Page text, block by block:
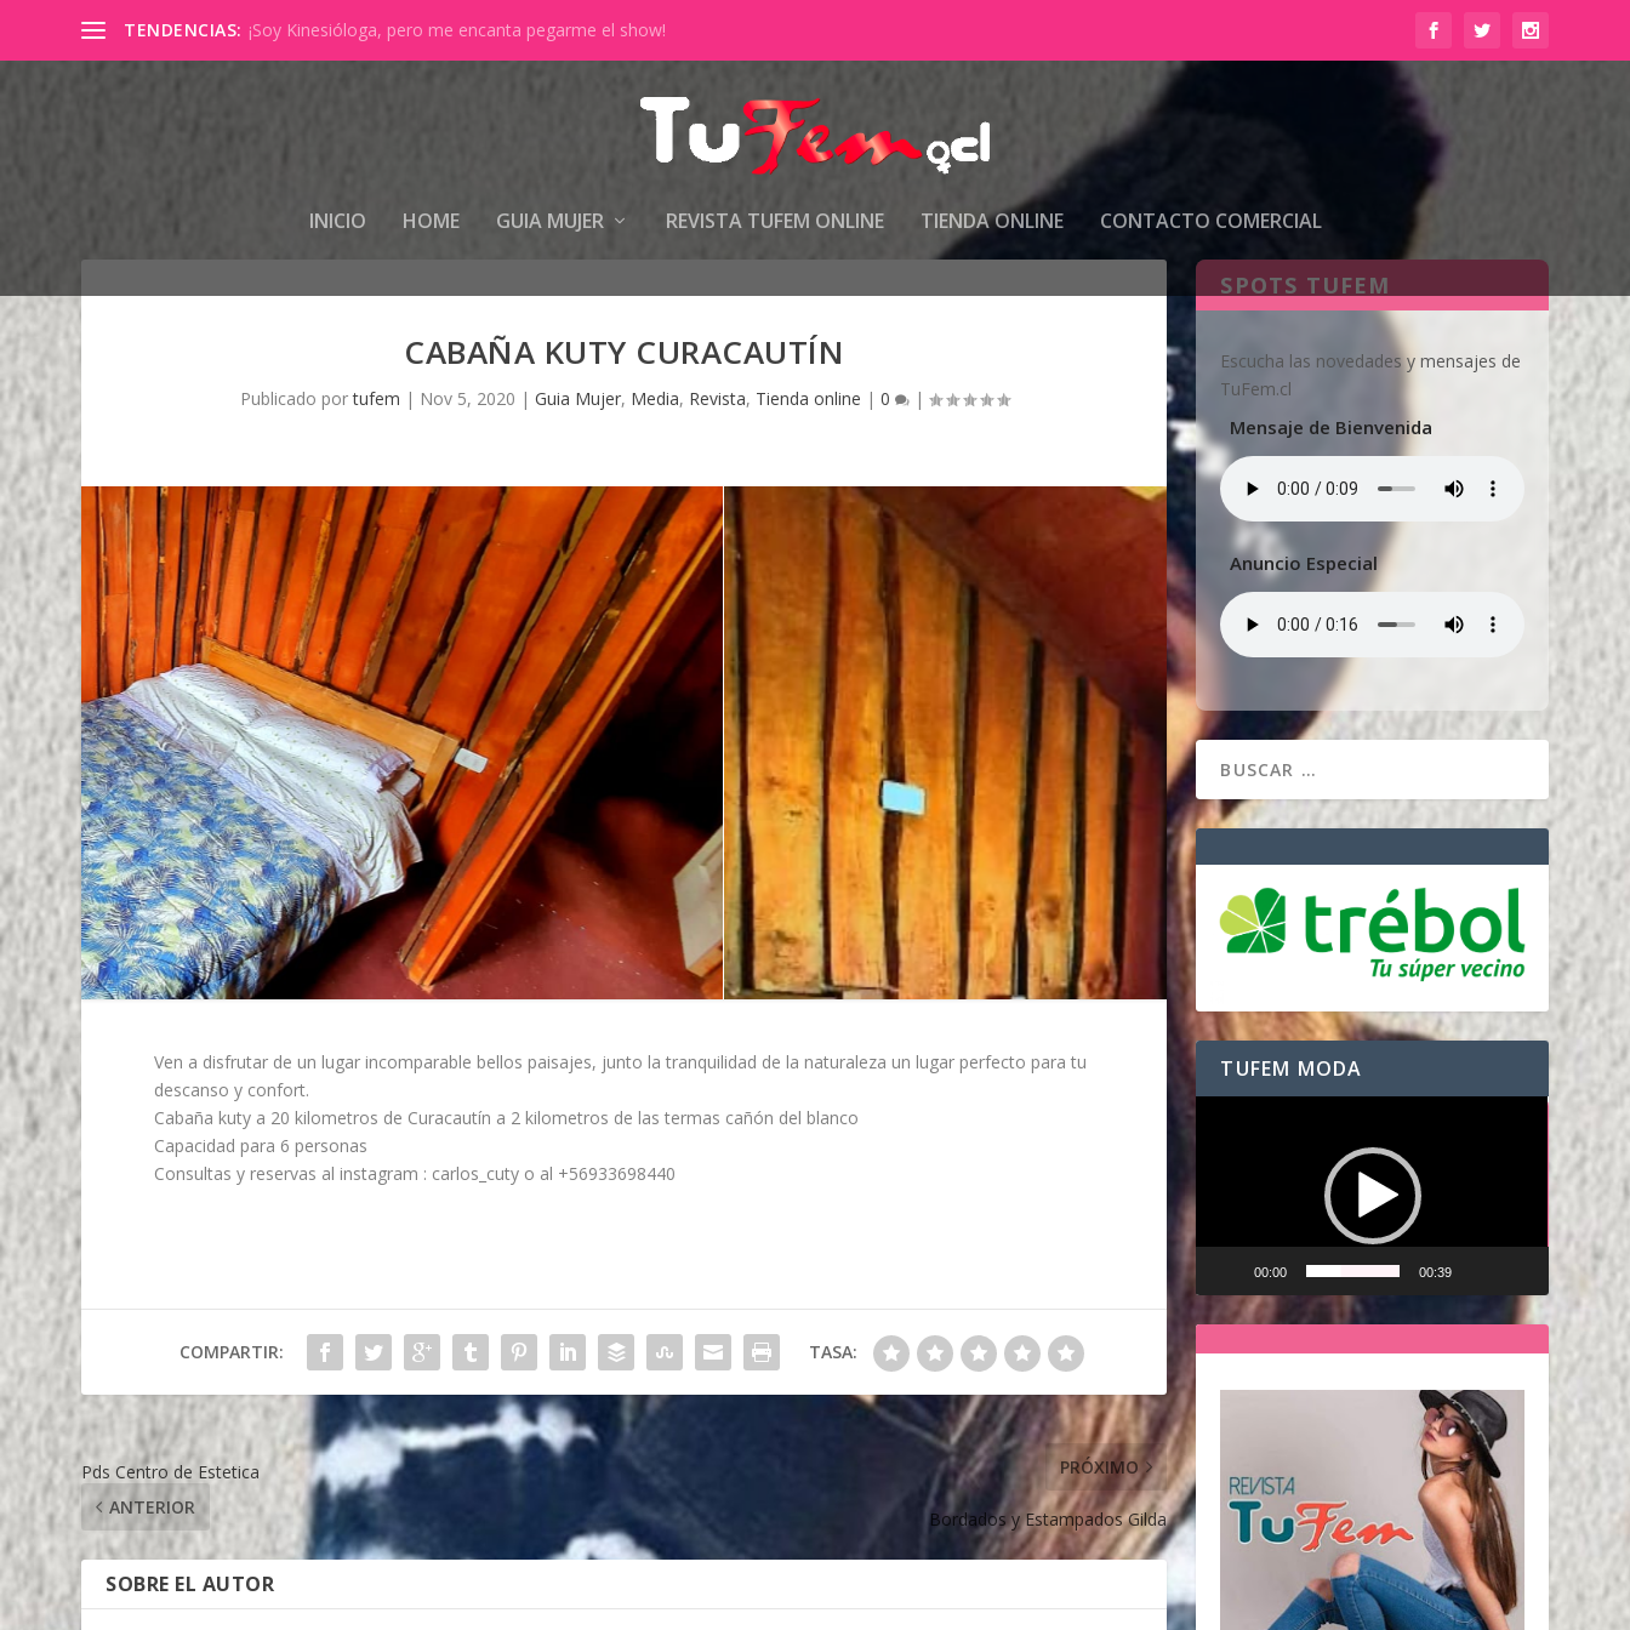
TENDENCIAS: SAGRADA- FERNANDA LEIVA
INICIO HOME GUIA MUJER REVISTA TUFEM ONLINE TIENDA ONLINE CONTACTO COMERCIAL
CABAÑA KUTY CURACAUTÍN
Publicado portufem | Nov 5, 2020 | Guia Mujer, Media, Revista, Tienda online | 0 |
Ven a disfrutar de un lugar incomparable bellos paisajes, junto la tranquilidad de la naturaleza un lugar perfecto para tu
descanso y confort.
Cabaña kuty a 20 kilometros de Curacautín a 2 kilometros de las termas cañón del blanco
Capacidad para 6 personas
Consultas y reservas al instagram : carlos_cuty o al +56933698440
COMPARTIR: TASA:
Pds Centro de Estetica
ANTERIOR
PRÓXIMO
Bordados y Estampados Gilda
SOBRE EL AUTOR
SPOTS TUFEM
Escucha las novedades y mensajes de
TuFem.cl
Mensaje de Bienvenida
Anuncio Especial
TUFEM MODA
00:00 00:39